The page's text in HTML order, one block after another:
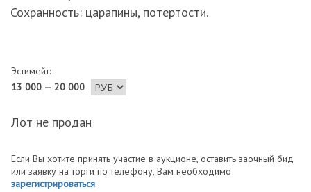
Сохранность: царапины, потертости.
Эстимейт:
13 000 — 20 000
Лот не продан
Если Вы хотите принять участие в аукционе, оставить заочный бид
или заявку на торги по телефону, Вам необходимо
зарегистрироваться.